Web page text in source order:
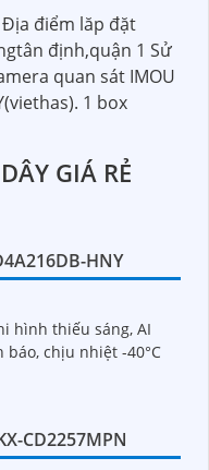
Địa điểm lăp đặt
định,quận 1 Sử
quan sát IMOU
1 box
GIÁ RẺ
HNY
hình thiếu sáng, AI
báo, chịu nhiệt -40°C
CD2257MPN